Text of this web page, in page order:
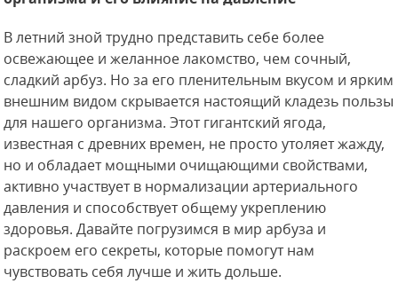
В летний зной трудно представить себе более
освежающее и желанное лакомство, чем сочный,
сладкий арбуз. Но за его пленительным вкусом и ярким
внешним видом скрывается настоящий кладезь пользы
для нашего организма. Этот гигантский ягода,
известная с древних времен, не просто утоляет жажду,
но и обладает мощными очищающими свойствами,
активно участвует в нормализации артериального
давления и способствует общему укреплению
здоровья. Давайте погрузимся в мир арбуза и
раскроем его секреты, которые помогут нам
чувствовать себя лучше и жить дольше.